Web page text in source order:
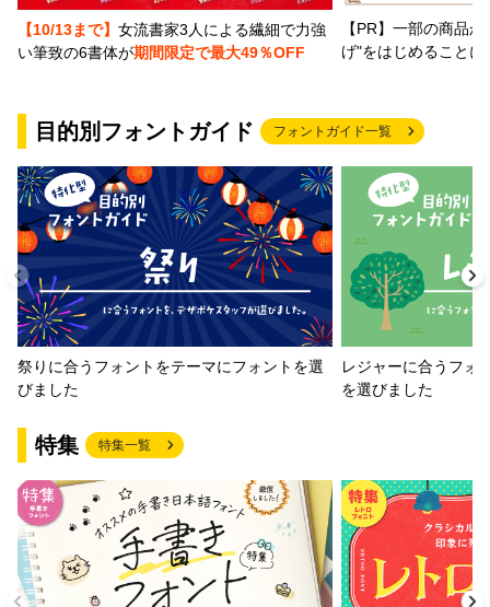
【10/13まで】 女流書家3人による繊細で力強
い筆致の6書体が期間限定で最大49％OFF
【PR】一部の商品
げ"をはじめること
目的別フォントガイド フォントガイド一覧
祭りに合うフォントをテーマにフォントを選
びました
レジャーに合うフォ
を選びました
特集 特集一覧